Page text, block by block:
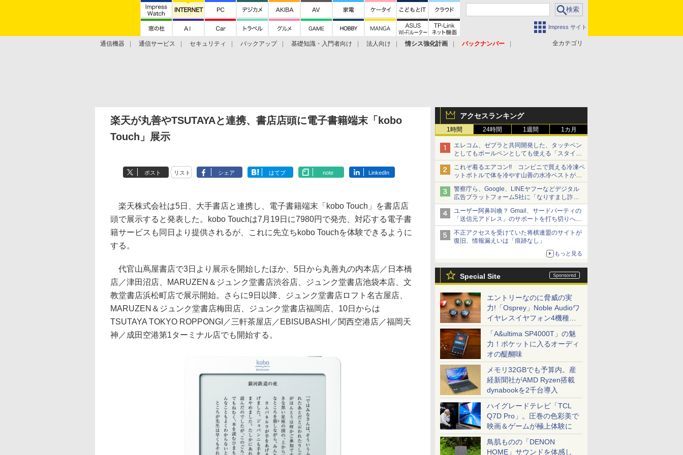
Impress サイト
全カテゴリ
通信機器 通信サービス セキュリティ バックアップ 基礎知識・入門者向け 法人向け 情シス強化計画
バックナンバー
アクセスランキング
1時間 24時間 1週間 1カ月
エレコム、ゼブラと共同開発した、タッチペン
としてもボールペンとしても使える「スタイラ
スツーウェイ」発売 iPadにも紙にも、持ち替
えずに書き込める
これぞ着るエアコン!! コンビニで買える冷凍ペ
ットボトルで体を冷やす山善の水冷ベストがロ
ードバイクにちょうどいい【ぼっち・ざ・ろー
ど！その14】【空いた時間でなにしてる？】
警察庁ら、Google、LINEヤフーなどデジタル
広告プラットフォーム5社に「なりすまし詐欺
広告」対策強化を要請 著名人の写真や映像を
使った投資詐欺などへの対策として
ユーザー阿鼻叫喚？ Gmail、サードパーティの
「送信元アドレス」のサポートを打ち切りへ
【やじうまWatch】
不正アクセスを受けていた将棋連盟のサイトが
復旧、情報漏えいは「痕跡なし」
もっと見る
Special Site
エントリーなのに脅威の実
力!「Osprey」Noble Audioワ
イヤレスイヤフォン4機種を
一気に聴く
「A&ultima SP4000T」の魅
力！ポケットに入るオーディ
オの醍醐味
メモリ32GBでも予算内。産
経新聞社がAMD Ryzen搭載
dynabookを2千台導入
ハイグレードテレビ「TCL
Q7D Pro」。圧巻の色彩美で
映画＆ゲームが極上体験に
鳥肌ものの「DENON
HOME」サウンドを体感し
楽天が丸善やTSUTAYAと連携、書店店頭に電子書籍端末「kobo
Touch」展示
ポスト リスト シェア はてブ note LinkedIn
楽天株式会社は5日、大手書店と連携し、電子書籍端末「kobo Touch」を書店店
頭で展示すると発表した。kobo Touchは7月19日に7980円で発売、対応する電子書
籍サービスも同日より提供されるが、これに先立ちkobo Touchを体験できるように
する。
代官山蔦屋書店で3日より展示を開始したほか、5日から丸善丸の内本店／日本橋
店／津田沼店、MARUZEN＆ジュンク堂書店渋谷店、ジュンク堂書店池袋本店、文
教堂書店浜松町店で展示開始。さらに9日以降、ジュンク堂書店ロフト名古屋店、
MARUZEN＆ジュンク堂書店梅田店、ジュンク堂書店福岡店、10日からは
TSUTAYA TOKYO ROPPONGI／三軒茶屋店／EBISUBASHI／関西空港店／福岡天
神／成田空港第1ターミナル店でも開始する。